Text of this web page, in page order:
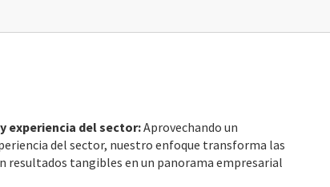
experiencia del sector:Aprovechando un
del sector, nuestro enfoque transforma las
resultados tangibles en un panorama empresarial